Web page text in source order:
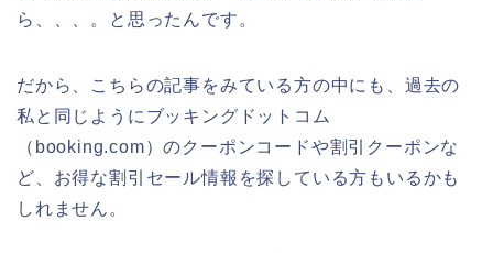
ら、、、。と思ったんです。
だから、こちらの記事をみている方の中にも、過去の
私と同じようにブッキングドットコム
（booking.com）のクーポンコードや割引クーポンな
ど、お得な割引セール情報を探している方もいるかも
しれません。